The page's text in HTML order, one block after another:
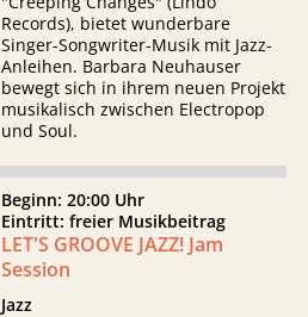
Records), bietet wunderbare
Singer-Songwriter-Musik mit Jazz-
Anleihen. Barbara Neuhauser
bewegt sich in ihrem neuen Projekt
musikalisch zwischen Electropop
und Soul.
Beginn: 20:00 Uhr
Eintritt: freier Musikbeitrag
LET'S GROOVE JAZZ! Jam
Session
Jazz